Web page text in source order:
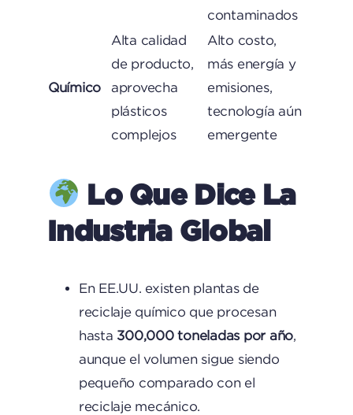
contaminados
Químico
Alta calidad
de producto,
aprovecha
plásticos
complejos
Alto costo,
más energía y
emisiones,
tecnología aún
emergente
Lo Que Dice La
Industria Global
En EE.UU. existen plantas de
reciclaje químico que procesan
hasta 300,000 toneladas por año
aunque el volumen sigue siendo
pequeño comparado con el
reciclaje mecánico.